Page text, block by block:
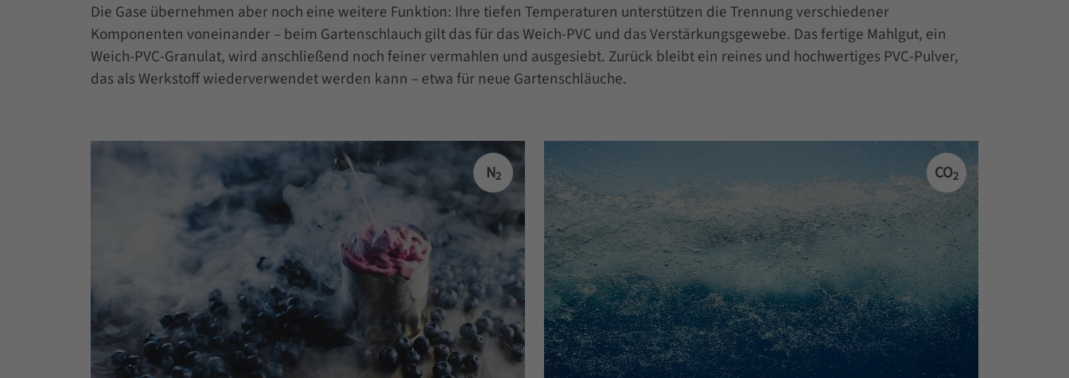
Die Gase übernehmen aber noch eine weitere Funktion: Ihre tiefen Temperaturen unterstützen die Trennung verschiedener
Komponenten voneinander – beim Gartenschlauch gilt das für das Weich-PVC und das Verstärkungsgewebe. Das fertige Mahlgut, ein
Weich-PVC-Granulat, wird anschließend noch feiner vermahlen und ausgesiebt. Zurück bleibt ein reines und hochwertiges PVC-Pulver,
das als Werkstoff wiederverwendet werden kann – etwa für neue Gartenschläuche.
N2 CO2